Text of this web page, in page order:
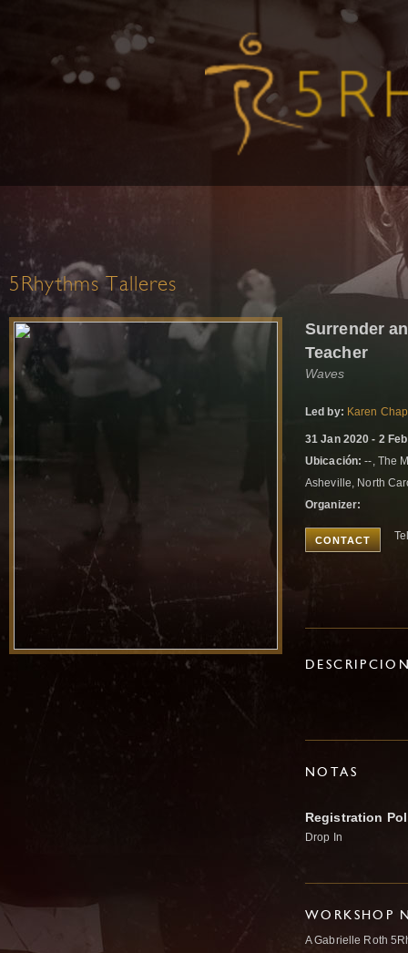
5Rhythms Talleres
Surrender
Teacher
Waves
Led by: Karen
31 Jan 2020 - 2
Ubicación: --, The
Asheville, North
Organizer:
CONTACT
NOTAS
Registration
Drop In
WORKSHOP
A Gabrielle Roth